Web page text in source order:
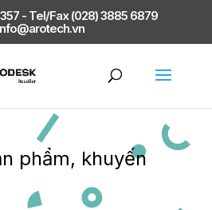
- Tel/Fax (028) 3885 6879
phẩm, khuyến